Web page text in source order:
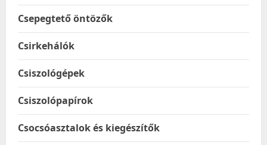
Csepegtető öntözők
Csirkehálók
Csiszológépek
Csiszolópapírok
Csocsóasztalok és kiegészítők